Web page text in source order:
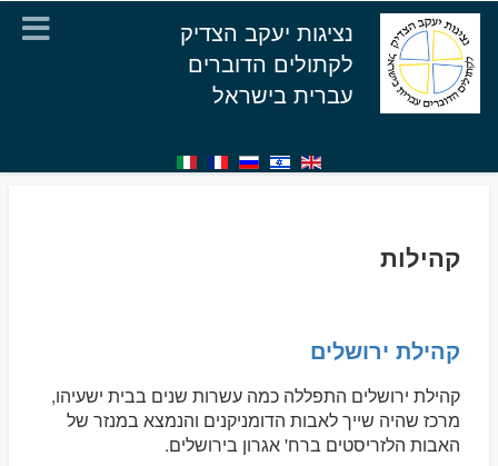
נציגות יעקב הצדיק
לקתולים הדוברים
עברית בישראל
קהילות
קהילת ירושלים
קהילת ירושלים התפללה כמה עשרות שנים בבית ישעיהו,
מרכז שהיה שייך לאבות הדומניקנים והנמצא במנזר של
האבות הלזריסטים ברח' אגרון בירושלים.